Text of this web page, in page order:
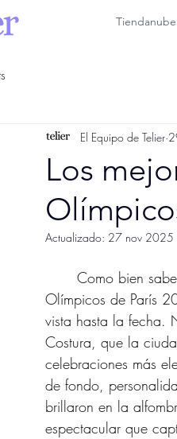
Tiendanube
Los
El Equipo de Telier
Actualizado: 27 nov 2025
Olímpicos de París
vista hasta la fecha.
Costura, que la
celebraciones más
de fondo,
brillaron en la
espectacular que